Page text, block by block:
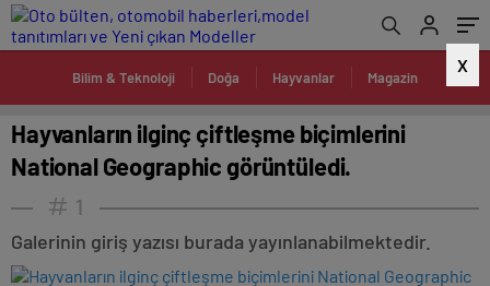
X
Bilim & Teknoloji Doğa Hayvanlar Magazin
Hayvanların ilginç çiftleşme biçimlerini
National Geographic görüntüledi.
1
Galerinin giriş yazısı burada yayınlanabilmektedir.